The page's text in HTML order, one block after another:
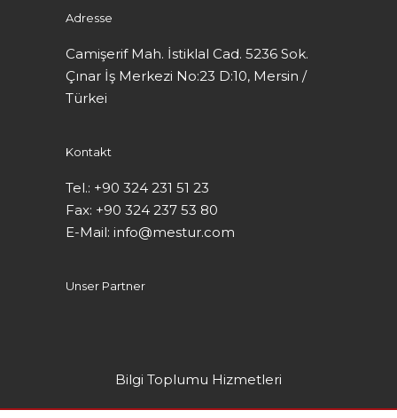
Adresse
Camişerif Mah. İstiklal Cad. 5236 Sok.
Çınar İş Merkezi No:23 D:10, Mersin /
Türkei
Kontakt
Tel.: +90 324 231 51 23
Fax: +90 324 237 53 80
E-Mail: info@mestur.com
Unser Partner
Bilgi Toplumu Hizmetleri